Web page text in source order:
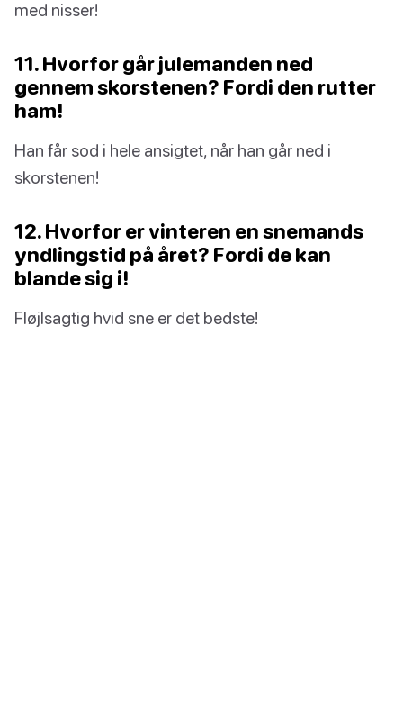
med nisser!
11. Hvorfor går julemanden ned
gennem skorstenen? Fordi den rutter
ham!
Han får sod i hele ansigtet, når han går ned i
skorstenen!
12. Hvorfor er vinteren en snemands
yndlingstid på året? Fordi de kan
blande sig i!
Fløjlsagtig hvid sne er det bedste!